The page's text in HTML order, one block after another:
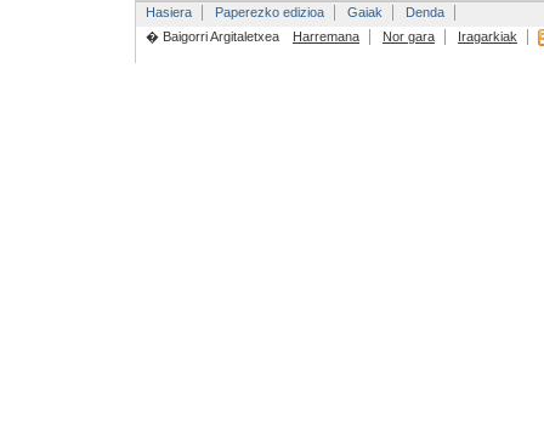
Hasiera Paperezko edizioa Gaiak
Denda
� Baigorri Argitaletxea
Harremana Nor gara Iragarkiak